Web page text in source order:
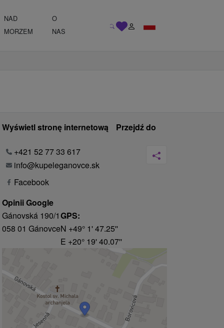
NAD
MORZEM
O
NAS
Wyświetl stronę internetową Przejdź do
+421 52 77 33 617
info@kupeleganovce.sk
Facebook
Opinii Google
Gánovská 190/1
058 01 Gánovce
GPS:
N +49° 1' 47.25''
E +20° 19' 40.07''